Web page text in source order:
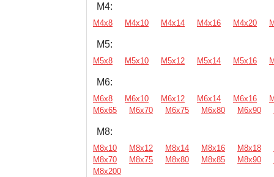
М4:
М4х8 М4х10 М4х14 М4х16 М4х20
М5:
М5х8 М5х10 М5х12 М5х14 М5х16
М6:
М6х8 М6х10 М6х12 М6х14 М6х16
М6х65
М6х70 М6х75 М6х80 М6х90
М8:
М8х10 М8х12 М8х14 М8х16 М8х18
М8х70
М8х75 М8х80 М8х85 М8х90
М8х200